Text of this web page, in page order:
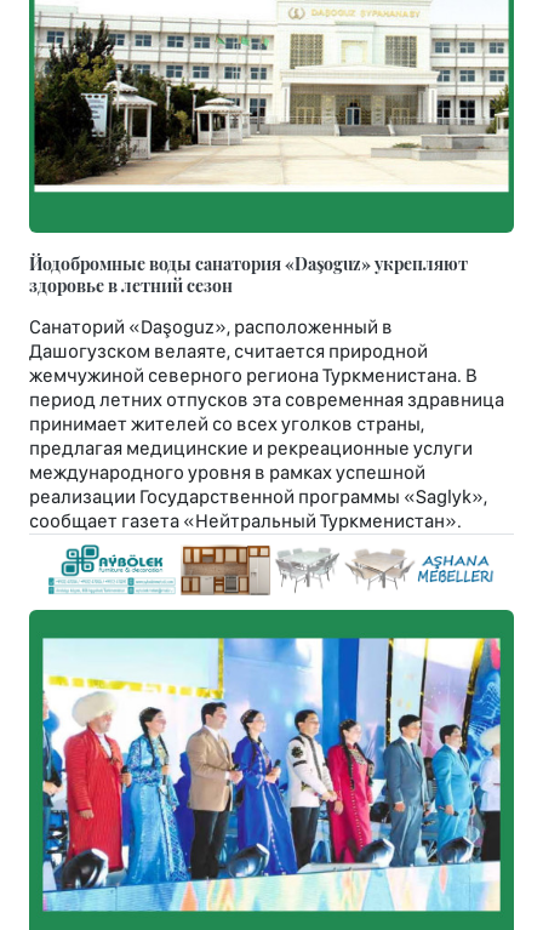
Йодобромные воды санатория «Daşoguz» укрепляют
здоровье в летний сезон
Санаторий «Daşoguz», расположенный в
Дашогузском велаяте, считается природной
жемчужиной северного региона Туркменистана. В
период летних отпусков эта современная здравница
принимает жителей со всех уголков страны,
предлагая медицинские и рекреационные услуги
международного уровня в рамках успешной
реализации Государственной программы «Saglyk»,
сообщает газета «Нейтральный Туркменистан».